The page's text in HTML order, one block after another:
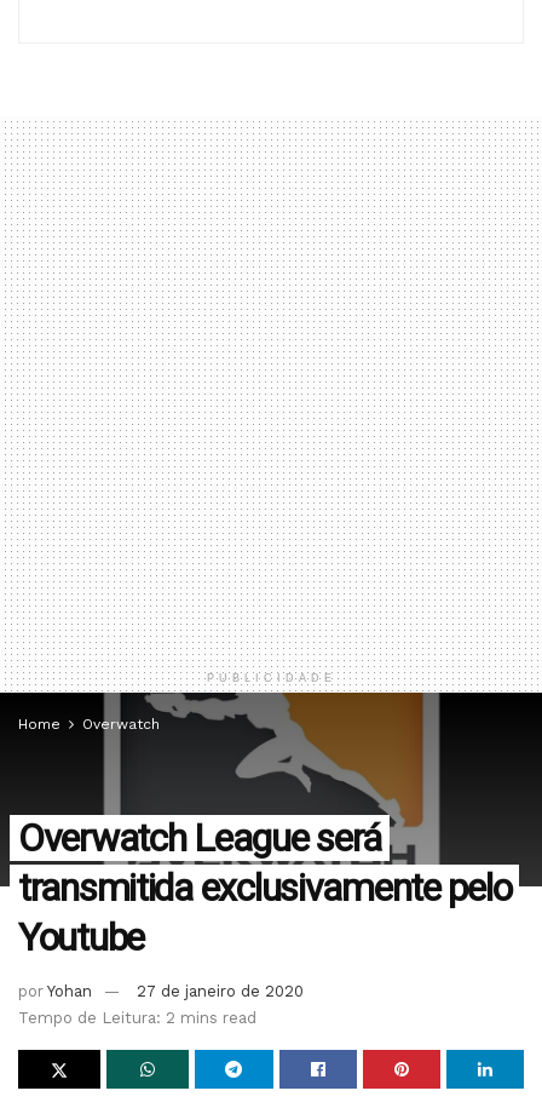
PUBLICIDADE
Home Overwatch
Overwatch League será
transmitida exclusivamente pelo
Youtube
por Yohan
27 de janeiro de 2020
Tempo de Leitura: 2 mins read